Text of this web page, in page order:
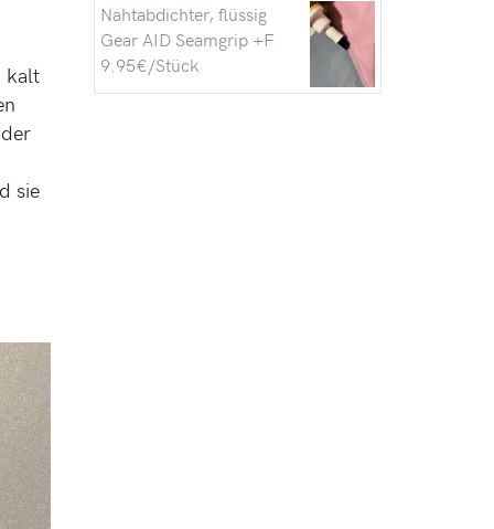
kalt
sie
Nahtabdichter, flüssig
Gear AID Seamgrip +F
9.95€/Stück